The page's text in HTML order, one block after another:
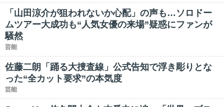
「山田涼介が狙われないか心配」の声も…ソロドー
ムツアー大成功も“人気女優の来場”疑惑にファンが
騒然
芸能
佐藤二朗「踊る大捜査線」公式告知で浮き彫りとな
った“全カット要求”の本気度
芸能